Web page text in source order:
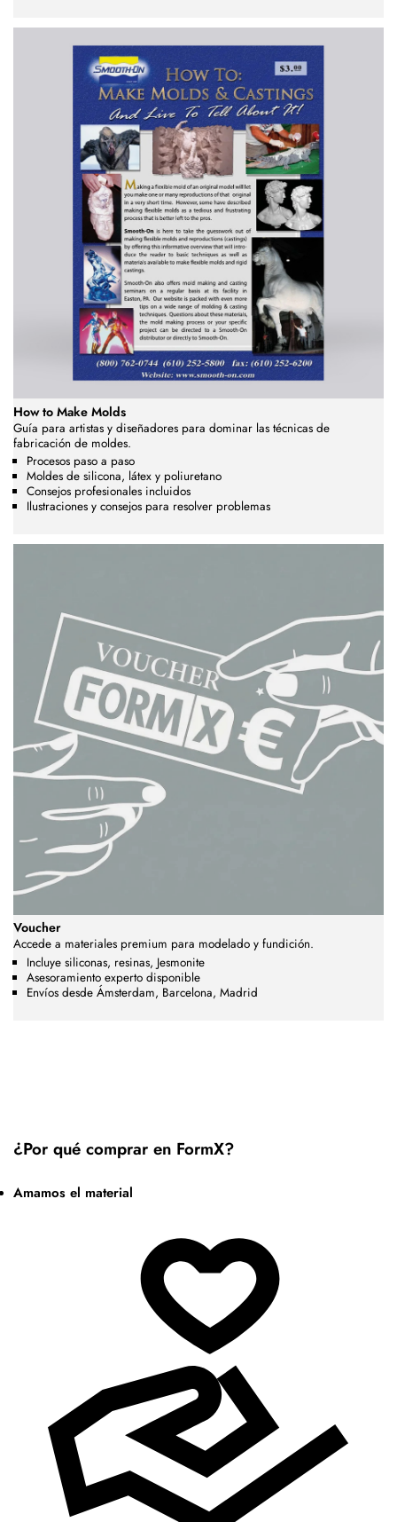
How to Make Molds
Guía para artistas y diseñadores para dominar las técnicas de
fabricación de moldes.
Procesos paso a paso
Moldes de silicona, látex y poliuretano
Consejos profesionales incluidos
Ilustraciones y consejos para resolver problemas
Voucher
Accede a materiales premium para modelado y fundición.
Incluye siliconas, resinas, Jesmonite
Asesoramiento experto disponible
Envíos desde Ámsterdam, Barcelona, Madrid
¿Por qué comprar en FormX?
Amamos el material